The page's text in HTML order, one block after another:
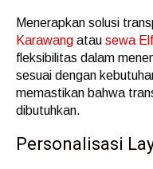
Menerapkan solusi
Karawang atau sewa
fleksibilitas dalam
sesuai dengan
memastikan bahwa
dibutuhkan.
Personalisasi